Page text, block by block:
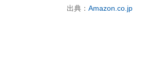
出典： Amazon.co.jp